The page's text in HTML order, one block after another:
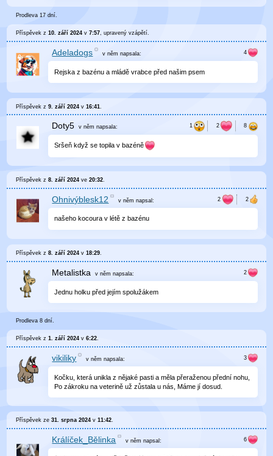
Prodleva 17 dní.
Příspěvek z10. září 2024 v7:57, upravenývzápětí.
Adeladogs v němnapsala:
Rejska z bazénu a mládě vrabce před našim psem
Příspěvek z9. září 2024 v16:41
Doty5 v něm napsala:
Sršeň když se topila v bazéně
Příspěvek z8. září 2024 ve20:32
Ohnivýblesk12 v němnapsal:
našeho kocoura v létě z bazénu
Příspěvek z8. září 2024 v18:29.
Metalistka v něm napsala:
Jednu holku před jejím spolužákem
Prodleva 8 dní.
Příspěvek z1. září 2024 v6:22.
vikiliky v němnapsala:
Kočku, která unikla z nějaké pasti a měla přeraženou přední nohu,
Po zákroku na veterině už zůstala u nás, Máme jí dosud.
Příspěvek ze31. srpna 2024 v11:42
Králíček_Bělinka v němnapsal: